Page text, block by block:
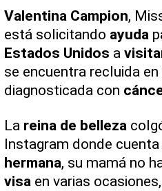
Valentina Campion,
está solicitando ayuda
Estados Unidos a visita
se encuentra recluida
diagnosticada con
La reina de belleza
Instagram donde
hermana, su mamá no
visaen varias